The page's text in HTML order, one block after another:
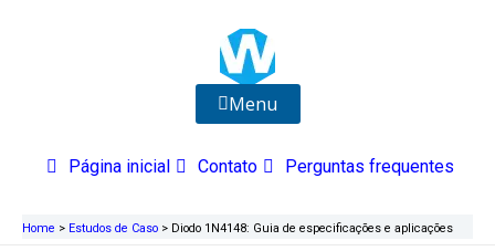
Menu
Página inicial Contato Perguntas frequentes
Home > Estudos de Caso > Diodo 1N4148: Guia de especificações e aplicações